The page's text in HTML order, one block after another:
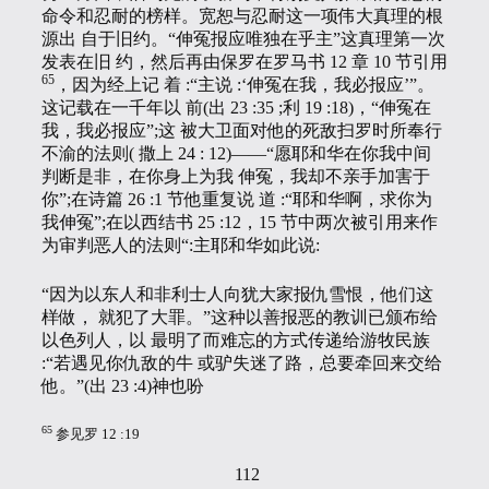
命令和忍耐的榜样。宽恕与忍耐这一项伟大真理的根
源出 自于旧约。“伸冤报应唯独在乎主”这真理第一次
发表在旧 约，然后再由保罗在罗马书 12 章 10 节引用
65 ，因为经上记 着 :“主说 :‘伸冤在我，我必报应’”。
这记载在一千年以 前(出 23 :35 ;利 19 :18)，“伸冤在
我，我必报应”;这 被大卫面对他的死敌扫罗时所奉行
不渝的法则( 撒上 24 : 12)——“愿耶和华在你我中间
判断是非，在你身上为我 伸冤，我却不亲手加害于
你”;在诗篇 26 :1 节他重复说 道 :“耶和华啊，求你为
我伸冤”;在以西结书 25 :12，15 节中两次被引用来作
为审判恶人的法则“:主耶和华如此说:
“因为以东人和非利士人向犹大家报仇雪恨，他们这
样做， 就犯了大罪。”这种以善报恶的教训已颁布给
以色列人，以 最明了而难忘的方式传递给游牧民族
:“若遇见你仇敌的牛 或驴失迷了路，总要牵回来交给
他。”(出 23 :4)神也吩
65 参见罗 12 :19
112